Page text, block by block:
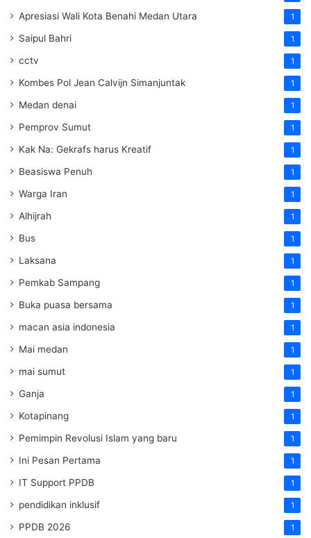
Apresiasi Wali Kota Benahi Medan Utara 1
Saipul Bahri 1
cctv 1
Kombes Pol Jean Calvijn Simanjuntak 1
Medan denai 1
Pemprov Sumut 1
Kak Na: Gekrafs harus Kreatif 1
Beasiswa Penuh 1
Warga Iran 1
Alhijrah 1
Bus 1
Laksana 1
Pemkab Sampang 1
Buka puasa bersama 1
macan asia indonesia 1
Mai medan 1
mai sumut 1
Ganja 1
Kotapinang 1
Pemimpin Revolusi Islam yang baru 1
Ini Pesan Pertama 1
IT Support PPDB 1
pendidikan inklusif 1
PPDB 2026 1